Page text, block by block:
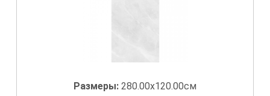
Размеры: 280.00x120.00см